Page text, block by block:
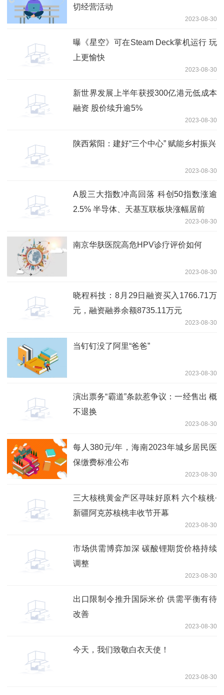
切经营活动
2023-08-30
曝《星空》可在Steam Deck掌机运行 玩
上更愉快
2023-08-30
新世界发展上半年获授300亿港元低成本
融资 股价续升逾5%
2023-08-30
陕西紫阳：建好“三个中心” 赋能乡村振兴
2023-08-30
A股三大指数冲高回落 科创50指数涨逾
2.5% 半导体、天基互联板块涨幅居前
2023-08-30
南京华肤医院高危HPV诊疗评价如何
2023-08-30
晓程科技：8月29日融资买入1766.71万
元，融资融券余额8735.11万元
2023-08-30
当钉钉没了阿里“爸爸”
2023-08-30
演出票务“霸道”条款惹争议：一经售出 概
不退换
2023-08-30
每人380元/年，海南2023年城乡居民医
保缴费标准公布
2023-08-30
三大核桃黄金产区寻味好原料 六个核桃·
新疆阿克苏核桃丰收节开幕
2023-08-30
市场供需博弈加深 碳酸锂期货价格持续
调整
2023-08-30
出口限制令推升国际米价 供需平衡有待
改善
2023-08-30
今天，我们致敬白衣天使！
2023-08-30